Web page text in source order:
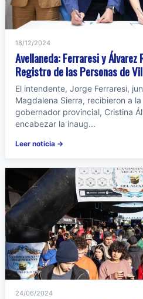
18/12/2024
Avellaneda: Ferraresi y
Registro de las Personas de
El intendente, Jorge Ferraresi,
Magdalena Sierra, recibieron a
gobernador provincial, Cristina
encabezar la inaug...
Leer noticia →
24/06/2024